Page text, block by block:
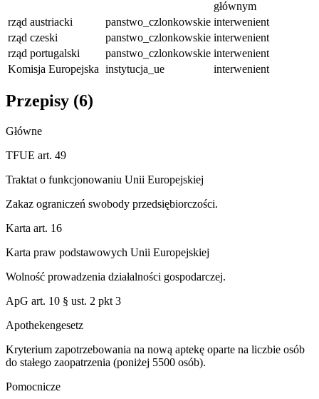
głównym
rząd austriacki
panstwo_czlonkowskie interwenient
rząd czeski
panstwo_czlonkowskie interwenient
rząd portugalski
panstwo_czlonkowskie interwenient
Komisja Europejska instytucja_ue interwenient
Przepisy (6)
Główne
TFUE art. 49
Traktat o funkcjonowaniu Unii Europejskiej
Zakaz ograniczeń swobody przedsiębiorczości.
Karta art. 16
Karta praw podstawowych Unii Europejskiej
Wolność prowadzenia działalności gospodarczej.
ApG art. 10 § ust. 2 pkt 3
Apothekengesetz
Kryterium zapotrzebowania na nową aptekę oparte na liczbie osób
do stałego zaopatrzenia (poniżej 5500 osób).
Pomocnicze